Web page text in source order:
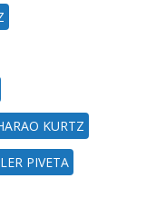
KURTZ
PIVETA